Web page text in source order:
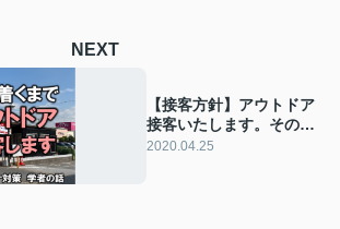
NEXT
【接客方針】アウトドア
接客いたします。その
他、コロナ対策について
2020.04.25